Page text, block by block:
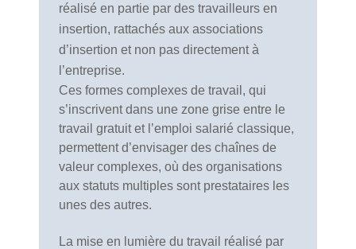
réalisé en partie par des travailleurs en
insertion, rattachés aux associations
d’insertion et non pas directement à
l’entreprise.
Ces formes complexes de travail, qui
s’inscrivent dans une zone grise entre le
travail gratuit et l’emploi salarié classique,
permettent d’envisager des chaînes de
valeur complexes, où des organisations
aux statuts multiples sont prestataires les
unes des autres.
La mise en lumière du travail réalisé par